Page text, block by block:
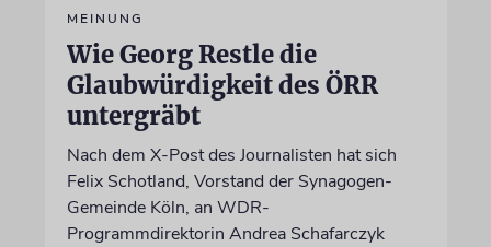
MEINUNG
Wie Georg Restle die
Glaubwürdigkeit des ÖRR
untergräbt
Nach dem X-Post des Journalisten hat sich
Felix Schotland, Vorstand der Synagogen-
Gemeinde Köln, an WDR-
Programmdirektorin Andrea Schafarczyk